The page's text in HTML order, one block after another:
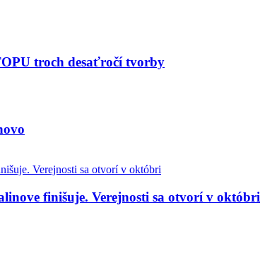
troch desaťročí tvorby
finišuje. Verejnosti sa otvorí v októbri